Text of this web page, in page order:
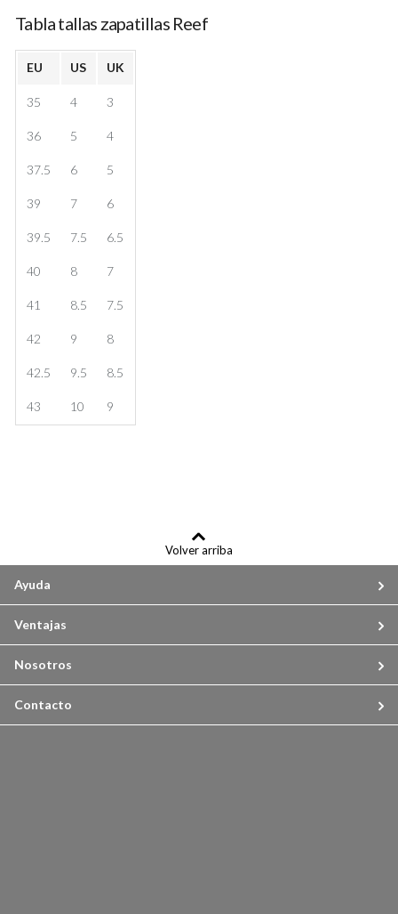
Tabla tallas zapatillas Reef
EU US UK
35 4 3
36 5 4
37.5 6 5
39 7 6
39.5 7.5 6.5
40 8 7
41 8.5 7.5
42 9 8
42.5 9.5 8.5
43 10 9
Volver arriba
Ayuda
Ventajas
Nosotros
Contacto